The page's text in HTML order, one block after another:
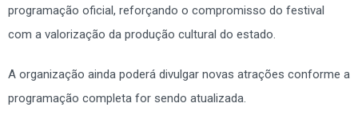
programação oficial, reforçando o compromisso do festival
com a valorização da produção cultural do estado.
A organização ainda poderá divulgar novas atrações conforme a
programação completa for sendo atualizada.